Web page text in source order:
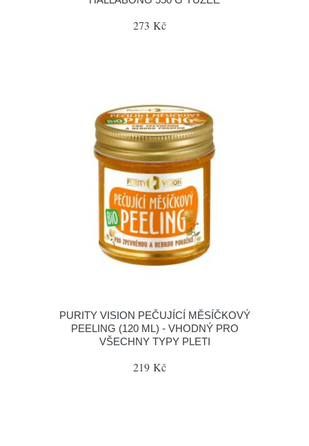
273 Kč
PURITY VISION PEČUJÍCÍ MĚSÍČKOVÝ
PEELING (120 ML) - VHODNÝ PRO
VŠECHNY TYPY PLETI
219 Kč